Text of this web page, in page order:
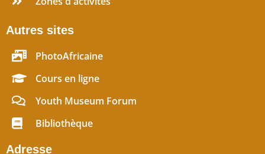
Autres sites
PhotoAfricaine
Cours en ligne
Youth Museum Forum
Bibliothèque
Adresse